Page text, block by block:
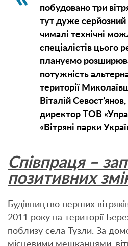
побудовано три
тут дуже серйозний
чималі технічні
спеціалістів цього
плануємо
потужність
території
Віталій
директор ТОВ
«Вітряні парки
Співпраця –
позитивних
Будівництво перших
2011 року на території
поблизу села Тузли. За